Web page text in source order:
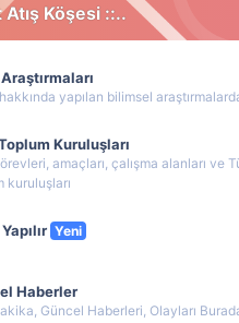
Köşesi ::..
yapılan bilimsel
Kuruluşları
amaçları, çalışma alanları
kuruluşları
Yeni
Haberler
Güncel Haberleri, Olayları